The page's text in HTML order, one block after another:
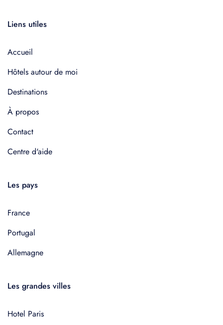
Liens utiles
Accueil
Hôtels autour de moi
Destinations
À propos
Contact
Centre d'aide
Les pays
France
Portugal
Allemagne
Les grandes villes
Hotel Paris